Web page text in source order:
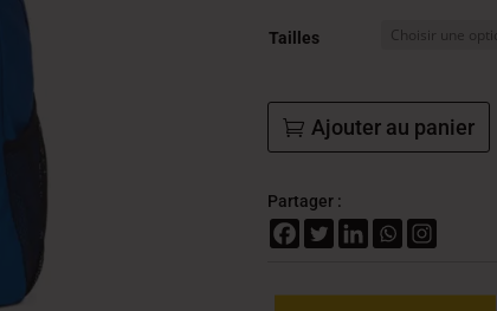
Tailles
Ajouter au panier
Partager :